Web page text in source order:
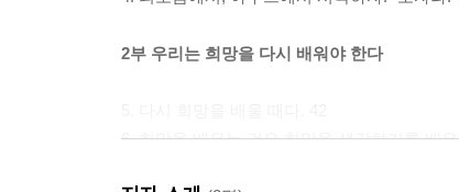
2부 우리는 희망을 다시 배워야 한다
6. 희망을 배우는 것은 희망을 생각하기를 배